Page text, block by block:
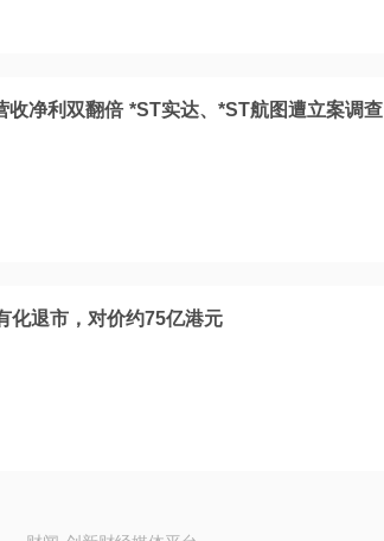
收净利双翻倍 *ST实达、*ST航图遭立案调查
化退市，对价约75亿港元